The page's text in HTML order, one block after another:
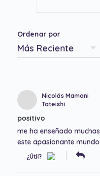
Ordenar por
Nicolás Mamani
Tateishi
positivo
me ha enseñado
este apasionante
¿Útil?